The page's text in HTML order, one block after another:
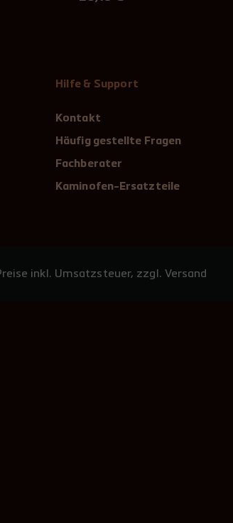
Hilfe & Support
Kontakt
Häufig gestellte Fragen
Fachberater
Kaminofen-Ersatzteile
inkl. Umsatzsteuer, zzgl. Versand